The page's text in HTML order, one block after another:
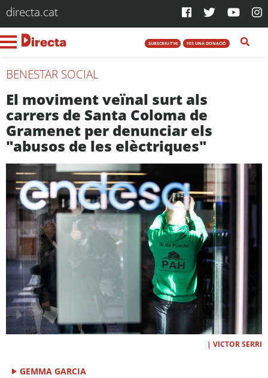
directa.cat
SUBSCRIU-T'HI FES UNA DONACIÓ
BENESTAR SOCIAL
El moviment veïnal surt als
carrers de Santa Coloma de
Gramenet per denunciar els
"abusos de les elèctriques"
| VICTOR SERRI
GEMMA GARCIA